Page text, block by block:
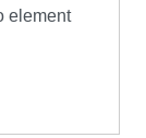
element